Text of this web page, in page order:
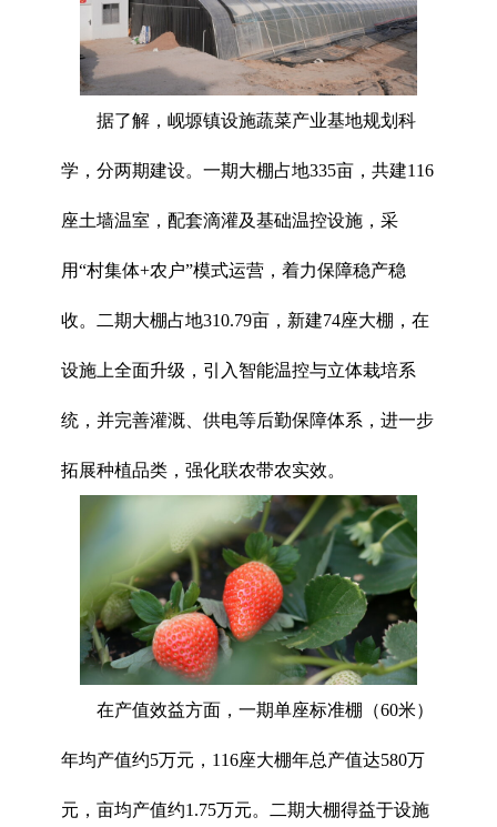
据了解，岘塬镇设施蔬菜产业基地规划科
学，分两期建设。一期大棚占地335亩，共建116
座土墙温室，配套滴灌及基础温控设施，采
用“村集体+农户”模式运营，着力保障稳产稳
收。二期大棚占地310.79亩，新建74座大棚，在
设施上全面升级，引入智能温控与立体栽培系
统，并完善灌溉、供电等后勤保障体系，进一步
拓展种植品类，强化联农带农实效。
在产值效益方面，一期单座标准棚（60米）
年均产值约5万元，116座大棚年总产值达580万
元，亩均产值约1.75万元。二期大棚得益于设施